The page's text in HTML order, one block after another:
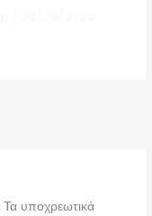
Τα υποχρεωτικά